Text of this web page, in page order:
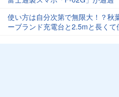
使い方は自分次第で無限大！？秋
ーブランド充電台と2.5mと長く